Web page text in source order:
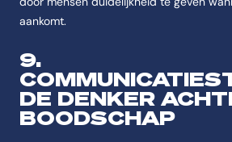
aankomt.
9.
DE DENKER
BOODSCHAP